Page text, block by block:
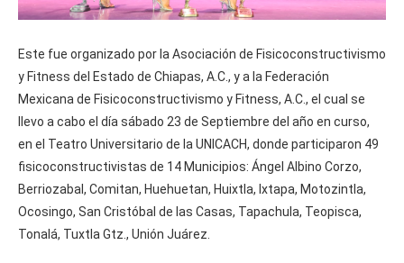
Este fue organizado por la Asociación de Fisicoconstructivismo
y Fitness del Estado de Chiapas, A.C., y a la Federación
Mexicana de Fisicoconstructivismo y Fitness, A.C., el cual se
llevo a cabo el día sábado 23 de Septiembre del año en curso,
en el Teatro Universitario de la UNICACH, donde participaron 49
fisicoconstructivistas de 14 Municipios: Ángel Albino Corzo,
Berriozabal, Comitan, Huehuetan, Huixtla, Ixtapa, Motozintla,
Ocosingo, San Cristóbal de las Casas, Tapachula, Teopisca,
Tonalá, Tuxtla Gtz., Unión Juárez.